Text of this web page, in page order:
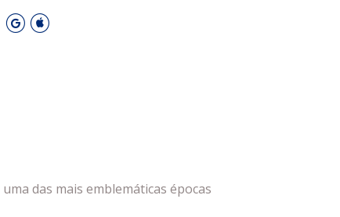
das mais emblemáticas épocas